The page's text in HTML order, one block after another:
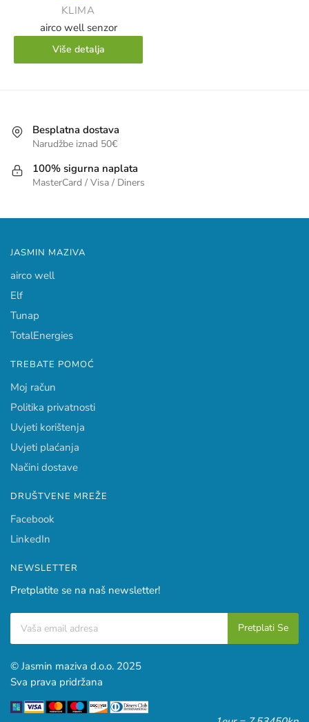
KLIMA
airco well senzor
Više detalja
Besplatna dostava
Narudžbe iznad 50€
100% sigurna naplata
MasterCard / Visa / Diners
JASMIN MAZIVA
airco well
Elf
Tunap
TotalEnergies
TREBATE POMOĆ
Moj račun
Politika privatnosti
Uvjeti korištenja
Uvjeti plaćanja
Načini dostave
DRUŠTVENE MREŽE
Facebook
LinkedIn
NEWSLETTER
Pretplatite se na naš newsletter!
© Jasmin maziva d.o.o. 2025
Sva prava pridržana